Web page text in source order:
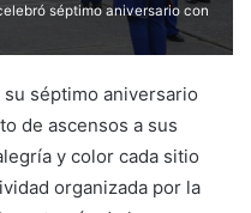
séptimo aniversario con
su séptimo aniversario
de ascensos a sus
y color cada sitio
organizada por la